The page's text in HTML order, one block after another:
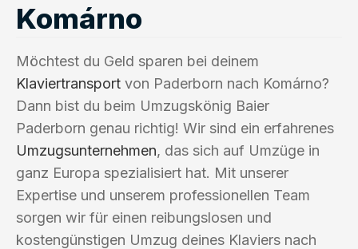
Komárno
Möchtest du Geld sparen bei deinem
Klaviertransport von Paderborn nach Komárno?
Dann bist du beim Umzugskönig Baier
Paderborn genau richtig! Wir sind ein erfahrenes
Umzugsunternehmen, das sich auf Umzüge in
ganz Europa spezialisiert hat. Mit unserer
Expertise und unserem professionellen Team
sorgen wir für einen reibungslosen und
kostengünstigen Umzug deines Klaviers nach